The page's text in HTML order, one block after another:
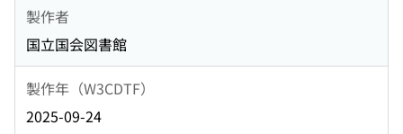
製作者
国立国会図書館
製作年（W3CDTF）
2025-09-24